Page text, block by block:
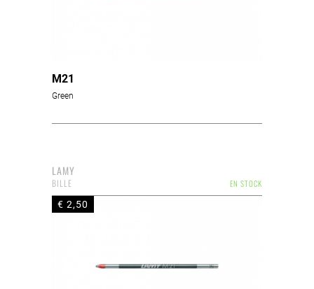
M21
Green
LAMY
EN STOCK
BILLE
€ 2,50